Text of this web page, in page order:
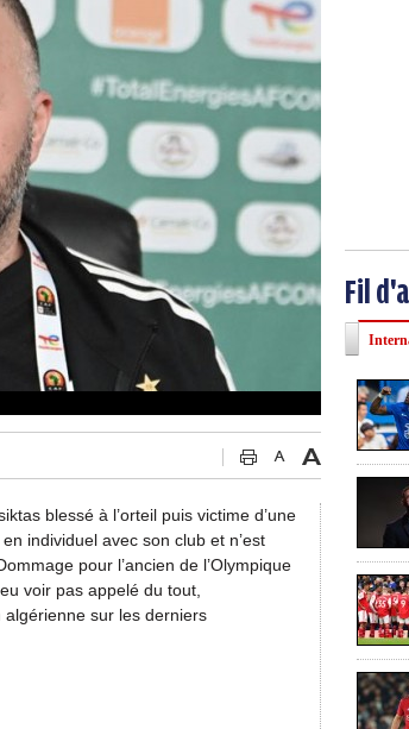
blessé à l’orteil puis victime d’une
individuel avec son club et n’est
pour l’ancien de l’Olympique
voir pas appelé du tout,
sur les derniers
Fil